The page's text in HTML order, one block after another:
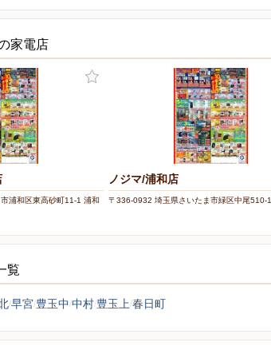
家電店
浦和区東高砂町11-1 浦和
ノジマ/浦和店
〒336-0932 埼玉県さいたま市緑区中尾510-1
覧
早宮 豊玉中 中村 豊玉上 春日町